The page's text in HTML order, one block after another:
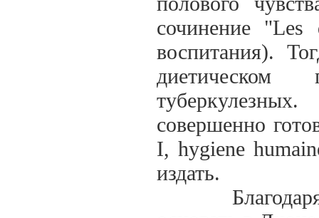
сочинение "Les
воспитания).
диетическом
совершенно
I, hygiene
издать.
Благодаря